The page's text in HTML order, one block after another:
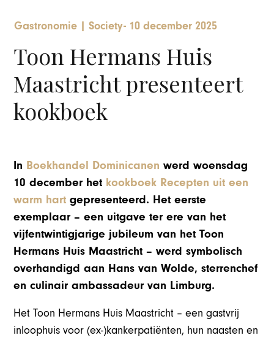
Gastronomie | Society- 10 december 2025
Toon Hermans Huis
Maastricht presenteert
kookboek
In Boekhandel Dominicanen werd woensdag
10 december het kookboek Recepten uit een
warm hart gepresenteerd. Het eerste
exemplaar – een uitgave ter ere van het
vijfentwintigjarige jubileum van het Toon
Hermans Huis Maastricht – werd symbolisch
overhandigd aan Hans van Wolde, sterrenchef
en culinair ambassadeur van Limburg.
Het Toon Hermans Huis Maastricht – een gastvrij
inloophuis voor (ex-)kankerpatiënten, hun naasten en